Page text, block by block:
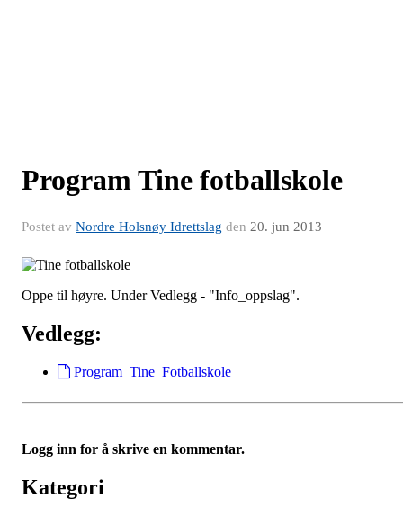
Program Tine fotballskole
Postet av Nordre Holsnøy Idrettslag den 20. jun 2013
Oppe til høyre. Under Vedlegg - "Info_oppslag".
Vedlegg:
Program_Tine_Fotballskole
Logg inn for å skrive en kommentar.
Kategori